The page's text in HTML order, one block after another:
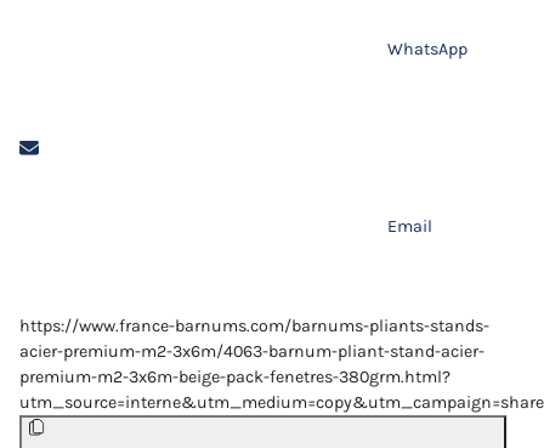
WhatsApp
Email
https://www.france-barnums.com/barnums-pliants-stands-
acier-premium-m2-3x6m/4063-barnum-pliant-stand-acier-
premium-m2-3x6m-beige-pack-fenetres-380grm.html?